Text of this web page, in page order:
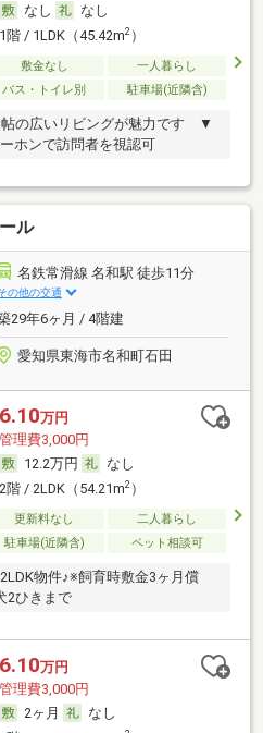
なし
なし
1階 / 1LDK（45.42m2）
敷金なし
一人暮らし
バス・トイレ別 駐車場(近隣含)
帖の広いリビングが魅力です ▼
ホンで訪問者を視認可
ル
名鉄常滑線 名和駅 徒歩11分
の他の交通
29年6ヶ月 / 4階建
愛知県東海市名和町石田
6.10万円
管理費3,000円
12.2万円
なし
2階 / 2LDK（54.21m2）
更新料なし
二人暮らし
駐車場(近隣含) ペット相談可
物件♪※飼育時敷金3ヶ月償
2ひきまで
6.10万円
管理費3,000円
2ヶ月
なし